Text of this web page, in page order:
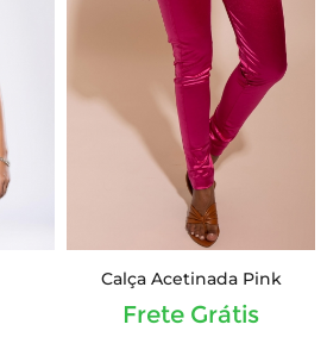
Calça Acetinada Pink
Frete Grátis